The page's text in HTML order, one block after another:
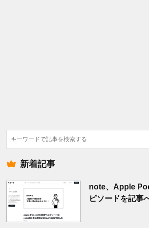
検
索
新着記事
note、Apple
ピソードを記事